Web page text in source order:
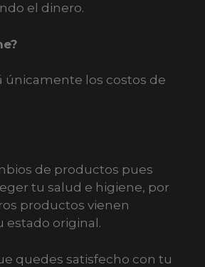
el dinero.
únicamente los costos de
de productos pues
tu salud e higiene, por
productos vienen
estado original.
quedes satisfecho con tu